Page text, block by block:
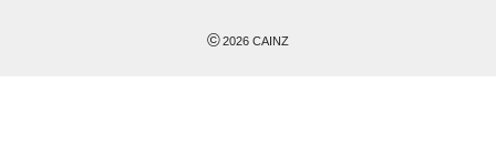
©2026 CAINZ